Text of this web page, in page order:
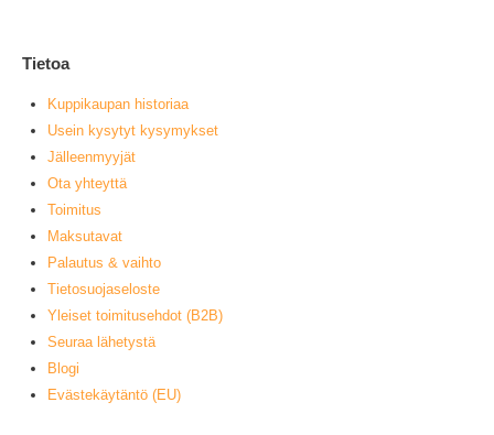
Tietoa
Kuppikaupan historiaa
Usein kysytyt kysymykset
Jälleenmyyjät
Ota yhteyttä
Toimitus
Maksutavat
Palautus & vaihto
Tietosuojaseloste
Yleiset toimitusehdot (B2B)
Seuraa lähetystä
Blogi
Evästekäytäntö (EU)